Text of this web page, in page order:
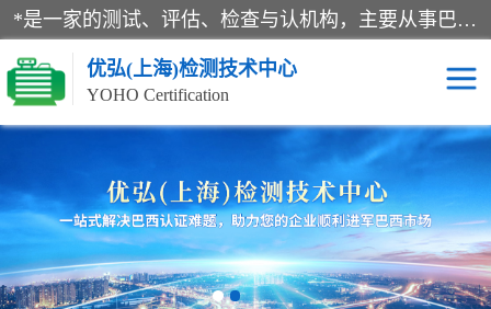
*是一家的测试、评估、检查与认机构，主要从事巴西NR10认证、NR12认证、NR13认证；ANATEL认证、INMTRO认证，欧盟CE认证：MD认证，PED认证，MID认证，ATEX认证，德国蓝色天使认证。
优弘(上海)检测技术中心
YOHO Certification
RECYCLASS认证 NR10认证
NR12认证 NR13认证
ART认证 巴西NR认证